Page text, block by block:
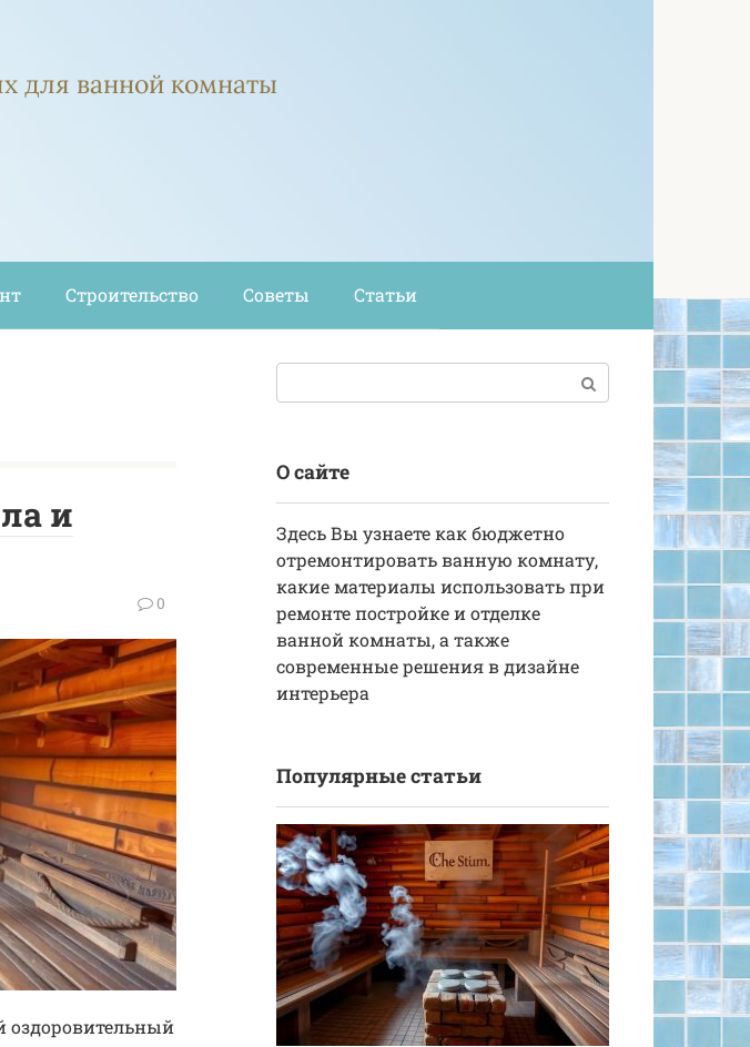
для ванной комнаты
Строительство Советы Статьи
и
0
оздоровительный
О сайте
Здесь Вы узнаете как бюджетно
отремонтировать ванную комнату,
какие материалы использовать при
ремонте постройке и отделке
ванной комнаты, а также
современные решения в дизайне
интерьера
Популярные статьи